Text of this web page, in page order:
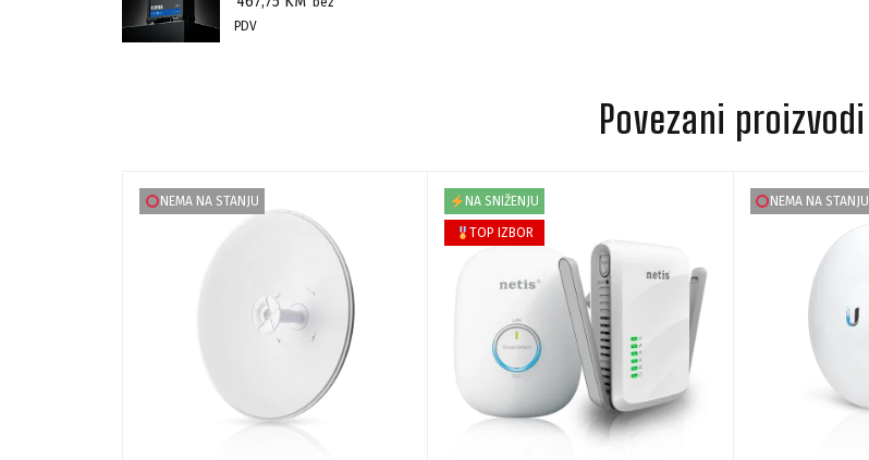
PDV
Povezani proizvodi
NEMA NA STANJU NA SNIŽENJU
TOP IZBOR
NEMA NA STANJU